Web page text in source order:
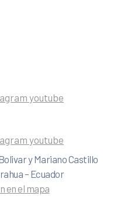
youtube
youtube
y Mariano Castillo
– Ecuador
en el mapa